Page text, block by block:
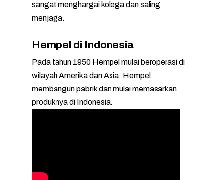
sangat menghargai kolega dan saling
menjaga.
Hempel di Indonesia
Pada tahun 1950 Hempel mulai beroperasi di
wilayah Amerika dan Asia. Hempel
membangun pabrik dan mulai memasarkan
produknya di Indonesia.